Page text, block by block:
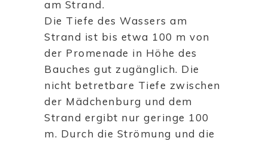
am Strand.
Die Tiefe des Wassers am
Strand ist bis etwa 100 m von
der Promenade in Höhe des
Bauches gut zugänglich. Die
nicht betretbare Tiefe zwischen
der Mädchenburg und dem
Strand ergibt nur geringe 100
m. Durch die Strömung und die